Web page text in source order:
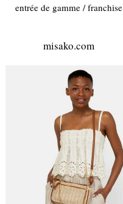
entrée de gamme / franchise
misako.com